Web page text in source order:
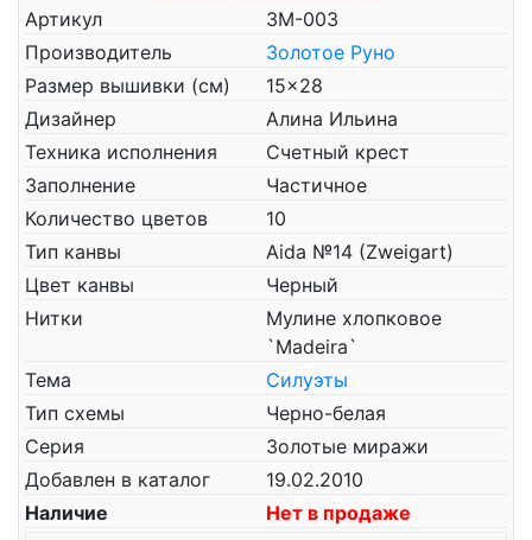
Артикул
ЗМ-003
Производитель
Золотое Руно
Размер вышивки (см)
15x28
Дизайнер
Алина Ильина
Техника исполнения
Счетный крест
Заполнение
Частичное
Количество цветов
10
Тип канвы
Aida №14 (Zweigart)
Цвет канвы
Черный
Нитки
Мулине хлопковое
`Madeira`
Тема
Силуэты
Тип схемы
Черно-белая
Серия
Золотые миражи
Добавлен в каталог
19.02.2010
Наличие
Нет в продаже